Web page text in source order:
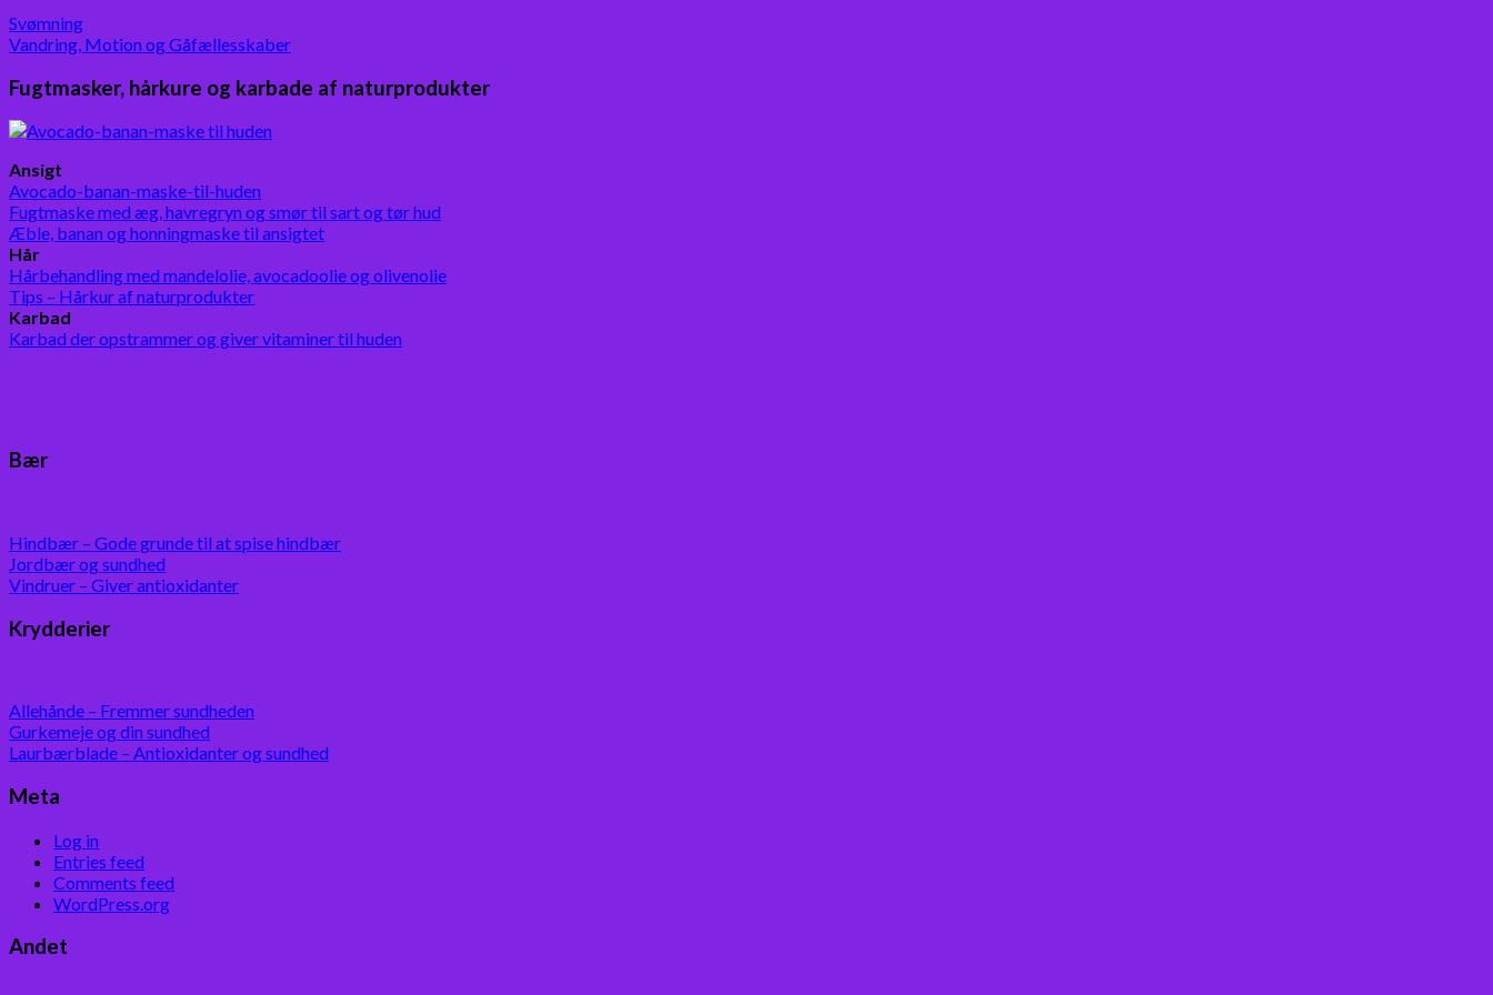
Svømning
Vandring, Motion og Gåfællesskaber
Fugtmasker, hårkure og karbade af naturprodukter
Ansigt
Avocado-banan-maske-til-huden
Fugtmaske med æg, havregryn og smør til sart og tør hud
Æble, banan og honningmaske til ansigtet
Hår
Hårbehandling med mandelolie, avocadoolie og olivenolie
Tips – Hårkur af naturprodukter
Karbad
Karbad der opstrammer og giver vitaminer til huden
Bær
Hindbær – Gode grunde til at spise hindbær
Jordbær og sundhed
Vindruer – Giver antioxidanter
Krydderier
Allehånde – Fremmer sundheden
Gurkemeje og din sundhed
Laurbærblade – Antioxidanter og sundhed
Meta
Log in
Entries feed
Comments feed
WordPress.org
Andet